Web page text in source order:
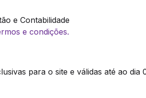
e Contabilidade
e condições.
para o site e válidas até ao